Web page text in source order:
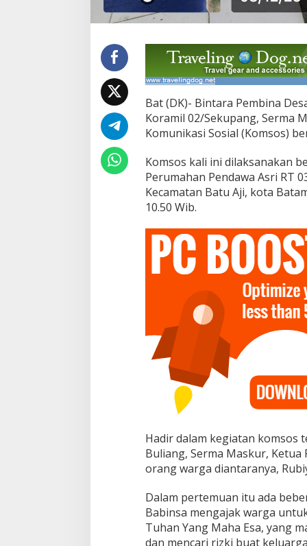
i
n
a
k
s
a
a
k
a
n
o
m
s
o
e
r
a
m
a
W
a
Bat (DK)- Bintara Pembina
Koramil 02/Sekupang, Serma
Komunikasi Sosial (Komsos)
Komsos kali ini dilaksanakan
Perumahan Pendawa Asri RT
Kecamatan Batu Aji, kota
10.50 Wib.
Hadir dalam kegiatan komsos
Buliang, Serma Maskur,
orang warga diantaranya,
Dalam pertemuan itu ada
Babinsa mengajak warga
Tuhan Yang Maha Esa, yang
dan mencari rizki buat